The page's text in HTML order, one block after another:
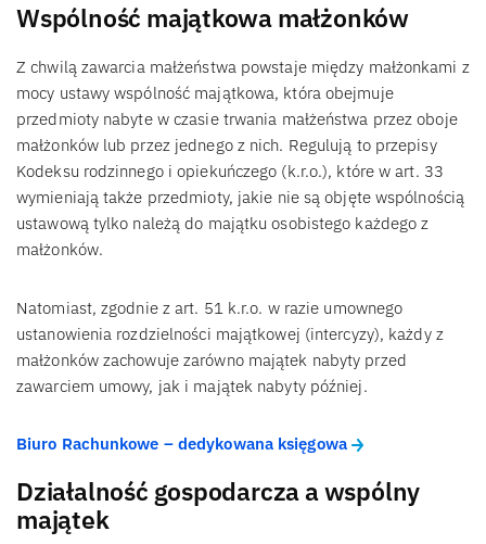
Wspólność majątkowa małżonków
Z chwilą zawarcia małżeństwa powstaje między małżonkami z
mocy ustawy wspólność majątkowa, która obejmuje
przedmioty nabyte w czasie trwania małżeństwa przez oboje
małżonków lub przez jednego z nich. Regulują to przepisy
Kodeksu rodzinnego i opiekuńczego (k.r.o.), które w art. 33
wymieniają także przedmioty, jakie nie są objęte wspólnością
ustawową tylko należą do majątku osobistego każdego z
małżonków.
Natomiast, zgodnie z art. 51 k.r.o. w razie umownego
ustanowienia rozdzielności majątkowej (intercyzy), każdy z
małżonków zachowuje zarówno majątek nabyty przed
zawarciem umowy, jak i majątek nabyty później.
Biuro Rachunkowe – dedykowana księgowa
Działalność gospodarcza a wspólny
majątek